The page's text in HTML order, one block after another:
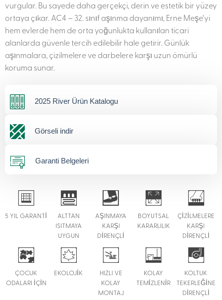
vurgular. Bu sayede daha gerçekçi, derin ve estetik bir yüzey
ortaya çıkar. AC4 – 32. sınıf aşınma dayanımı, Erne Meşe’yi
hem evlerde hem de orta yoğunlukta kullanılan ticari
alanlarda güvenle tercih edilebilir hale getirir. Günlük
aşınmalara, çizilmelere ve darbelere karşı uzun ömürlü
koruma sunar.
2025 River Ürün Katalogu
Görseli indir
Garanti Belgeleri
5 YIL GARANTİ
ALTTAN
ISITMAYA
UYGUN
AŞINMAYA
KARŞI
DİRENÇLİ
BOYUTSAL
KARARLILIK
ÇİZİLMELERE
KARŞI
DİRENÇLİ
ÇOCUK
ODALARI İÇİN
EKOLOJİK
HIZLI VE
KOLAY
MONTAJ
KOLAY
TEMİZLENİR
KOLTUK
TEKERLEĞİNE
DİRENÇLİ